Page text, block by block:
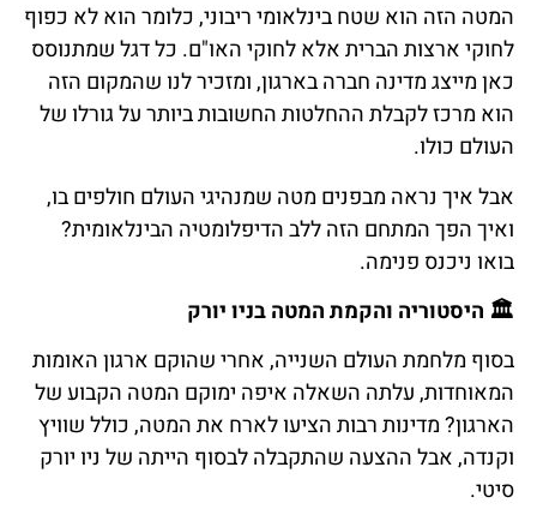
המטה הזה הוא שטח בינלאומי ריבוני, כלומר הוא לא כפוף
לחוקי ארצות הברית אלא לחוקי האו"ם. כל דגל שמתנוסס
כאן מייצג מדינה חברה בארגון, ומזכיר לנו שהמקום הזה
הוא מרכז לקבלת ההחלטות החשובות ביותר על גורלו של
העולם כולו.
אבל איך נראה מבפנים מטה שמנהיגי העולם חולפים בו,
ואיך הפך המתחם הזה ללב הדיפלומטיה הבינלאומית?
בואו ניכנס פנימה.
🏛️ היסטוריה והקמתהמטהבניויורק
בסוף מלחמת העולם השנייה, אחרי שהוקם ארגון האומות
המאוחדות, עלתה השאלה איפה ימוקם המטה הקבוע של
הארגון? מדינות רבות הציעו לארח את המטה, כולל שוויץ
וקנדה, אבל ההצעה שהתקבלה לבסוף הייתה של ניו יורק
סיטי.